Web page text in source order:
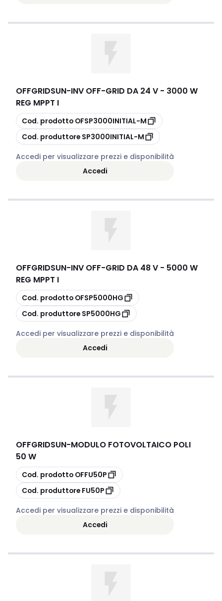
OFFGRIDSUN-INV OFF-GRID DA 24 V - 3000 W
REG MPPT I
copia
Cod. prodotto OFSP3000INITIAL-M
copia
Cod. produttore SP3000INITIAL-M
Accedi per visualizzare prezzi e disponibilità
Accedi
OFFGRIDSUN-INV OFF-GRID DA 48 V - 5000 W
REG MPPT I
copia
Cod. prodotto OFSP5000HG
copia
Cod. produttore SP5000HG
Accedi per visualizzare prezzi e disponibilità
Accedi
OFFGRIDSUN-MODULO FOTOVOLTAICO POLI
50 W
copia
Cod. prodotto OFFU50P
copia
Cod. produttore FU50P
Accedi per visualizzare prezzi e disponibilità
Accedi